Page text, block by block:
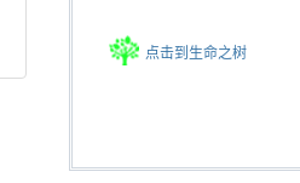
点击到生命之树